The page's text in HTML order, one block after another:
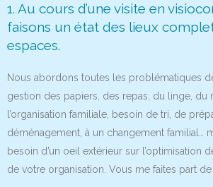
1. Au cours d’une visite en
faisons un état des lieux
espaces.
Nous abordons toutes les problématiques
gestion des papiers, des repas, du linge, du
l’organisation familiale, besoin de tri, de
déménagement, à un changement familial…
besoin d’un oeil extérieur sur l’optimisation
de votre organisation. Vous me faites part